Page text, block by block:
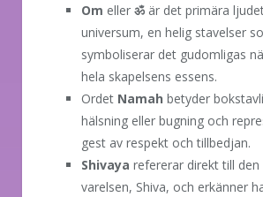
Om eller ॐ är det primära
universum, en helig stavelser
symboliserar det gudomligas
hela skapelsens essens.
Ordet Namah betyder
hälsning eller bugning och
gest av respekt och tillbedjan.
Shivaya refererar direkt till den
varelsen, Shiva, och erkänner